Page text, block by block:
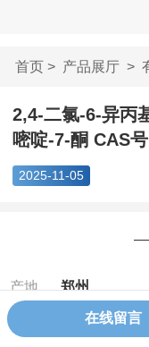
首页> 产品展厅>
丙基-5,6-二氢-7...
2,4-二氯-6-异丙
嘧啶-7-酮 CAS
2025-11-05
产地 郑州
1079649-
在线留言